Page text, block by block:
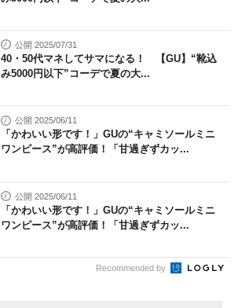
公開 2025/07/31
40・50代マネしてサマになる！ 【GU】“靴込
み5000円以下”コーデで夏の大...
公開 2025/06/11
「かわいい形です！」GUの“キャミソールミニ
ワンピース”が高評価！「甘過ぎずカッ...
公開 2025/06/11
「かわいい形です！」GUの“キャミソールミニ
ワンピース”が高評価！「甘過ぎずカッ...
Recommended by